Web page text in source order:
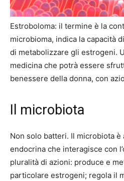
Estroboloma: il termine è la
microbioma, indica la capacità
di metabolizzare gli estrogeni.
medicina che potrà essere
benessere della donna, con
Il microbiota
Non solo batteri. Il microbiota è
endocrina che interagisce con
pluralità di azioni: produce e
particolare estrogeni; regola il